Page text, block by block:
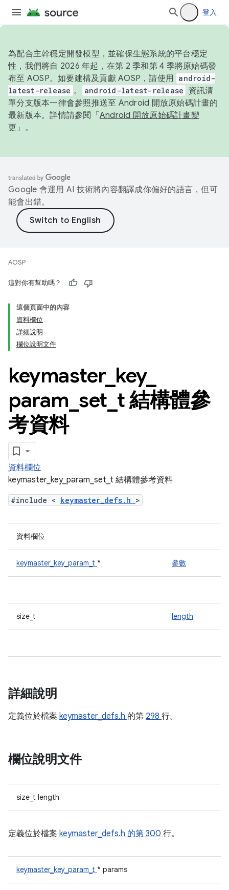
登入
為配合主幹穩定開發模型，並確保生態系統的平台穩定
性，我們將自 2026 年起，在第 2 季和第 4 季將原始碼發
布至 AOSP。如要建構及貢獻 AOSP，請使用 android-
latest-release 。 android-latest-release
資訊清
單分支版本一律會參照推送至 Android 開放原始碼計畫的
最新版本。詳情請參閱「 Android 開放原始碼計畫變
更 」。
Google 會運用 AI 技術將內容翻譯成你偏好的語言，但可
能會出錯。
AOSP
這對你有幫助嗎？
這個頁面中的內容
資料欄位
詳細說明
欄位說明文件
keymaster_ key_
param set t 結構體參
考資料
資料欄位
keymaster_key_param_set_t 結構體參考資料
#include < keymaster_defs.h >
資料欄位
keymaster_key_param_t * 參數
size_t length
詳細說明
定義位於檔案 keymaster_defs.h 的第 298 行。
欄位說明文件
size_t length
定義位於檔案 keymaster_defs.h 的第 300 行。
keymaster_key_param_t * params